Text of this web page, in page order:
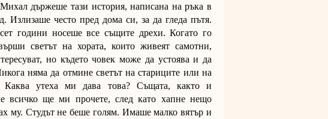
държеше тази история, написана на ръка в
Излизаше често пред дома си, за да гледа пътя.
години носеше все същите дрехи. Когато го
светът на хората, които живеят самотни,
но където човек може да устоява и да
няма да отмине светът на стариците или на
Каква утеха ми дава това? Същата, както и
всичко ще ми прочете, след като хапне нещо
му. Студът не беше голям. Имаше малко вятър и